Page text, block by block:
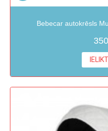
Bebecar autokrēsls